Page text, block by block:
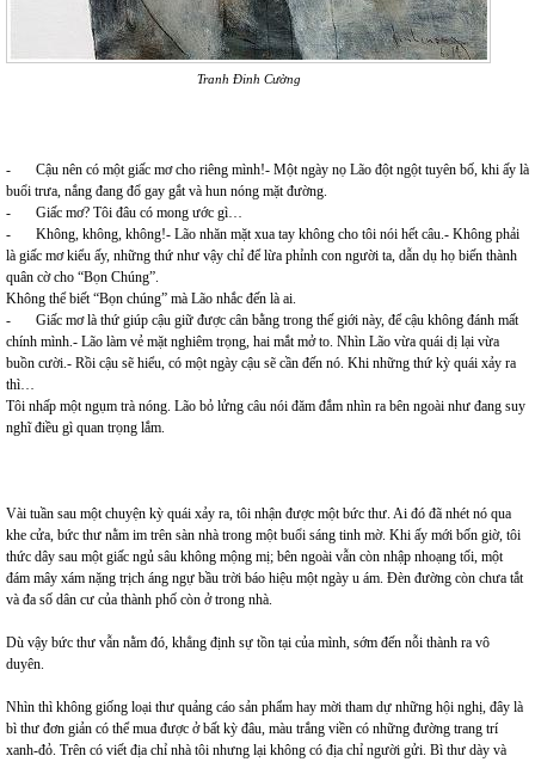
Tranh Đinh Cường
- Cậu nên có một giấc mơ cho riêng mình!- Một ngày nọ Lão đột ngột tuyên bố, khi ấy là
buổi trưa, nắng đang đổ gay gắt và hun nóng mặt đường.
- Giấc mơ? Tôi đâu có mong ước gì…
- Không, không, không!- Lão nhăn mặt xua tay không cho tôi nói hết câu.- Không phải
là giấc mơ kiểu ấy, những thứ như vậy chỉ để lừa phỉnh con người ta, dẫn dụ họ biến thành
quân cờ cho “Bọn Chúng”.
Không thể biết “Bọn chúng” mà Lão nhắc đến là ai.
- Giấc mơ là thứ giúp cậu giữ được cân bằng trong thế giới này, để cậu không đánh mất
chính mình.- Lão làm vẻ mặt nghiêm trọng, hai mắt mở to. Nhìn Lão vừa quái dị lại vừa
buồn cười.- Rồi cậu sẽ hiểu, có một ngày cậu sẽ cần đến nó. Khi những thứ kỳ quái xảy ra
thì…
Tôi nhấp một ngụm trà nóng. Lão bỏ lửng câu nói đăm đắm nhìn ra bên ngoài như đang suy
nghĩ điều gì quan trọng lắm.
Vài tuần sau một chuyện kỳ quái xảy ra, tôi nhận được một bức thư. Ai đó đã nhét nó qua
khe cửa, bức thư nằm im trên sàn nhà trong một buổi sáng tinh mờ. Khi ấy mới bốn giờ, tôi
thức dây sau một giấc ngủ sâu không mộng mị; bên ngoài vẫn còn nhập nhoạng tối, một
đám mây xám nặng trịch áng ngự bầu trời báo hiệu một ngày u ám. Đèn đường còn chưa tắt
và đa số dân cư của thành phố còn ở trong nhà.
Dù vậy bức thư vẫn nằm đó, khẳng định sự tồn tại của mình, sớm đến nỗi thành ra vô
duyên.
Nhìn thì không giống loại thư quảng cáo sản phẩm hay mời tham dự những hội nghị, đây là
bì thư đơn giản có thể mua được ở bất kỳ đâu, màu trắng viền có những đường trang trí
xanh-đỏ. Trên có viết địa chỉ nhà tôi nhưng lại không có địa chỉ người gửi. Bì thư dày và